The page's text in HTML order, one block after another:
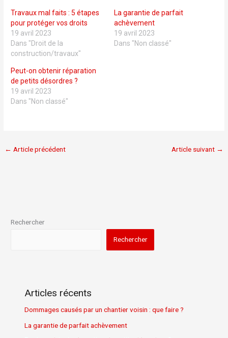
Travaux mal faits : 5 étapes
pour protéger vos droits
19 avril 2023
Dans "Droit de la
construction/travaux"
La garantie de parfait
achèvement
19 avril 2023
Dans "Non classé"
Peut-on obtenir réparation
de petits désordres ?
19 avril 2023
Dans "Non classé"
← Article précédent Article suivant →
Rechercher
Rechercher
Articles récents
Dommages causés par un chantier voisin : que faire ?
La garantie de parfait achèvement